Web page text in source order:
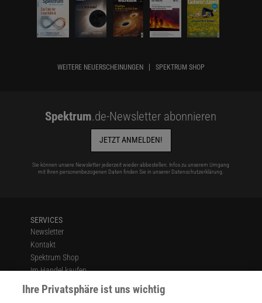
WEITERE NEUERSCHEINUNGEN SPEKTRUM SHOP
Spektrum.de-Newsletter abonnieren
JETZT ANMELDEN!
Sie können unsere Newsletter jederzeit wieder abbestellen. Infos zu unserem Umgang
mit Ihren personenbezogenen Daten finden Sie in unserer Datenschutzerklärung.
SERVICES
Newsletter
Kontakt
Spektrum Shop
Im Handel kaufen
Presse
Verträge kündigen
Ihre Privatsphäre ist uns wichtig